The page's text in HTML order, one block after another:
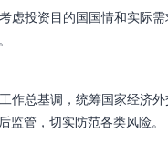
投资目的国国情和实际
总基调，统筹国家经济
管，切实防范各类风险。